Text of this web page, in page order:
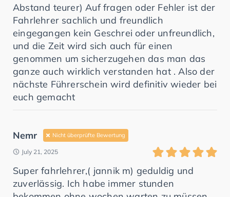
Abstand teurer) Auf fragen oder Fehler ist der
Fahrlehrer sachlich und freundlich
eingegangen kein Geschrei oder unfreundlich,
und die Zeit wird sich auch für einen
genommen um sicherzugehen das man das
ganze auch wirklich verstanden hat . Also der
nächste Führerschein wird definitiv wieder bei
euch gemacht
Nemr Nicht überprüfte Bewertung
July 21, 2025
Super fahrlehrer,( jannik m) geduldig und
zuverlässig. Ich habe immer stunden